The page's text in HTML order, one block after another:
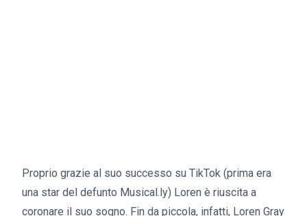
Proprio grazie al suo successo su TikTok (prima era
una star del defunto Musical.ly) Loren è riuscita a
coronare il suo sogno. Fin da piccola, infatti, Loren Gray